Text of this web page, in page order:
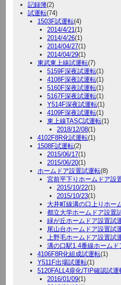
記録簿(2)
試運転(74)
1503F試運転(4)
2014/4/21 (1)
2014/4/26(1)
2014/04/27(1)
2014/04/29(1)
東武東上線試運転(7)
5159F深夜試運転(1)
4108F深夜試運転(1)
5160F深夜試運転(1)
5167F深夜試運転(1)
Y514F深夜試運転(1)
4109F深夜試運転(1)
東上線TASC試運転(1)
2018/12/08(1)
4102F8R化試運転(1)
1508F試運転(2)
2015/06/17(1)
2015/06/20(1)
ホームドア設置試運転(8)
宮前平下りホームドア設
2015/10/22(1)
2015/10/23(1)
大井町線溝の口上りホー
都立大学ホームドア設置
緑が丘ホームドア設置試
尾山台ホームドア設置試
上野毛ホームドア設置試
溝の口駅1.4番線ホームド
4106F8R化組成試運転(1)
Y511F出場試運転(1)
5120FALL4扉化/TIP確認試運
2016/01/09(1)